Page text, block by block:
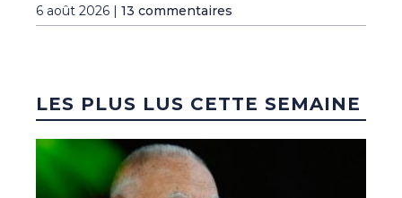
6 août 2026 | 13 commentaires
LES PLUS LUS CETTE SEMAINE